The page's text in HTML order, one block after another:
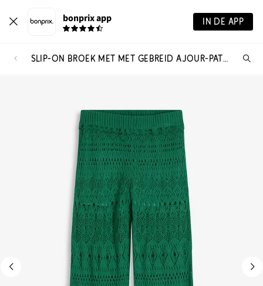
bonprix app IN DE APP
SLIP-ON BROEK MET MET GEBREID AJOUR-PATROON